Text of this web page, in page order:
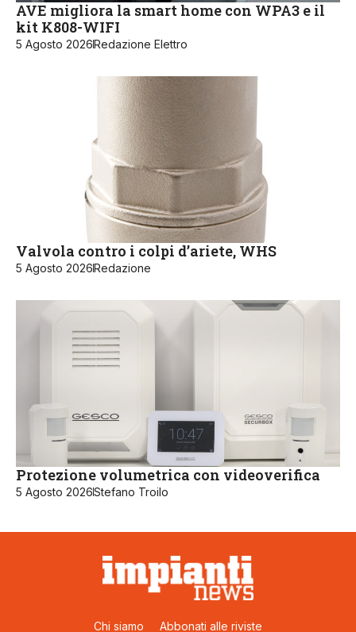
AVE migliora la smart home con WPA3 e il
kit K808-WIFI
5 Agosto 2026Redazione Elettro
Valvola contro i colpi d’ariete, WHS
5 Agosto 2026Redazione
Protezione volumetrica con videoverifica
5 Agosto 2026Stefano Troilo
Chi siamo Abbonati alle riviste